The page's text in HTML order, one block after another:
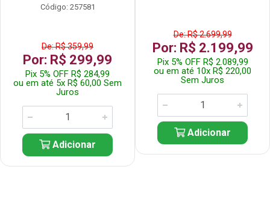
Código: 257581
De: R$ 359,99
Por: R$ 299,99
Pix 5% OFF R$ 284,99
ou em até 5x R$ 60,00 Sem
Juros
Adicionar
De: R$ 2.699,99
Por: R$ 2.199,99
Pix 5% OFF R$ 2.089,99
ou em até 10x R$ 220,00
Sem Juros
Adicionar